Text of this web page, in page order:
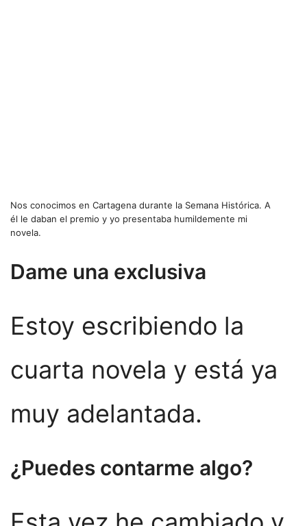
Nos conocimos en Cartagena durante la Semana Histórica. A
él le daban el premio y yo presentaba humildemente mi
novela.
Dame una exclusiva
Estoy escribiendo la
cuarta novela y está ya
muy adelantada.
¿Puedes contarme algo?